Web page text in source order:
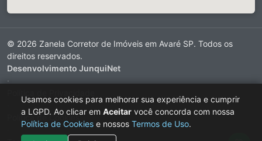
© 2026 Zanela Corretor de Imóveis em Avaré SP. Todos os
direitos reservados.
Desenvolvimento JunquiNet
·
Política de Cookies
Usamos cookies para melhorar sua experiência e cumprir
a LGPD. Ao clicar em Aceitar você concorda com nossa
Política de Cookies e nossos Termos de Uso.